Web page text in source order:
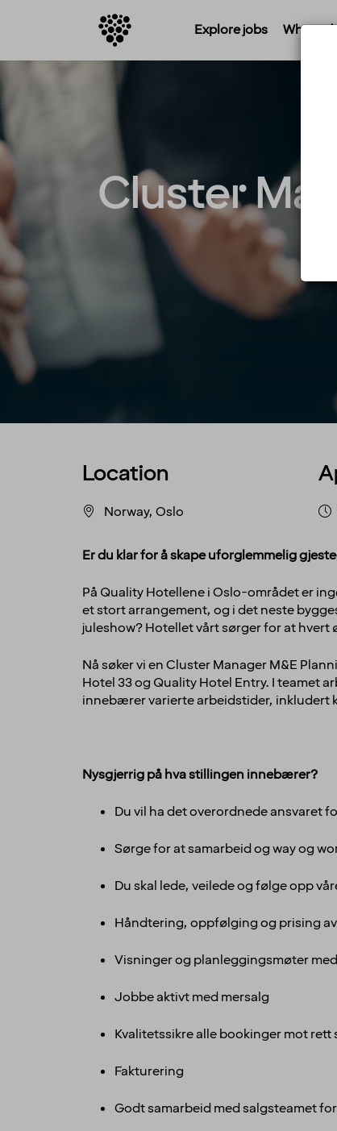
Explore jobs Where
Cluster
Location
Norway, Oslo
Er du klar for å skape uforglemmelig
På Quality Hotellene i Oslo-området er
et stort arrangement, og i det neste
juleshow? Hotellet vårt sørger for at hvert
Nå søker vi enCluster Manager M&E
Hotel 33 og Quality Hotel Entry. I teamet
innebærer varierte arbeidstider, inkludert
Nysgjerrig på hva stillingen innebærer?
Du vil ha det overordnede ansvaret
Sørge for at samarbeid og way og
Du skal lede, veilede og følge opp
Håndtering, oppfølging og prising
Visninger og planleggingsmøter
Jobbe aktivt med mersalg
Kvalitetssikre alle bookinger mot
Fakturering
Godt samarbeid med salgsteamet